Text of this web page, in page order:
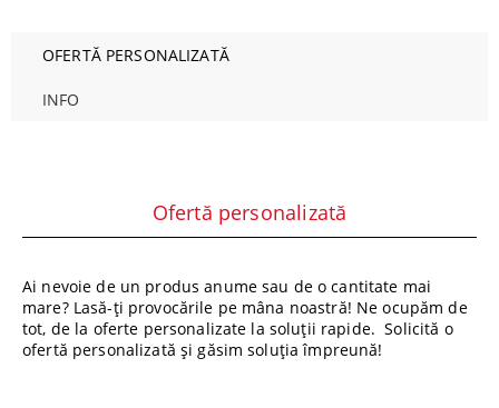
OFERTĂ PERSONALIZATĂ
INFO
Ofertă personalizată
Ai nevoie de un produs anume sau de o cantitate mai
mare? Lasă-ți provocările pe mâna noastră! Ne ocupăm de
tot, de la oferte personalizate la soluții rapide. Solicită o
ofertă personalizată și găsim soluția împreună!